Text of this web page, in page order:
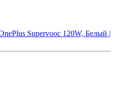
Supervooc 120W, Белый |